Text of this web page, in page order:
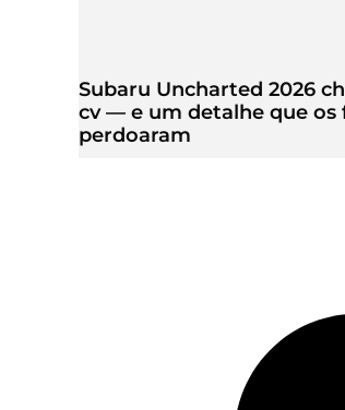
Subaru Uncharted 2026
cv — e um detalhe que os
perdoaram